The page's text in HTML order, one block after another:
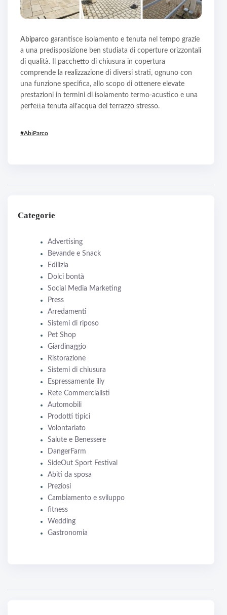
Abiparco garantisce isolamento e tenuta nel tempo grazie
a una predisposizione ben studiata di coperture orizzontali
di qualità. Il pacchetto di chiusura in copertura
comprende la realizzazione di diversi strati, ognuno con
una funzione specifica, allo scopo di ottenere elevate
prestazioni in termini di isolamento termo-acustico e una
perfetta tenuta all’acqua del terrazzo stresso.
#AbiParco
Categorie
Advertising
Bevande e Snack
Edilizia
Dolci bontà
Social Media Marketing
Press
Arredamenti
Sistemi di riposo
Pet Shop
Giardinaggio
Ristorazione
Sistemi di chiusura
Espressamente illy
Rete Commercialisti
Automobili
Prodotti tipici
Volontariato
Salute e Benessere
DangerFarm
SideOut Sport Festival
Abiti da sposa
Preziosi
Cambiamento e sviluppo
fitness
Wedding
Gastronomia